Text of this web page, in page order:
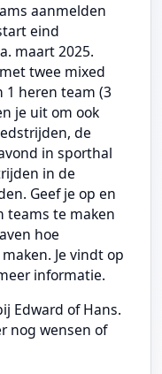
aanmelden
eind
maart 2025.
twee mixed
1 heren team (3
je uit om ook
de
in sporthal
in de
Geef je op en
teams te maken
hoe
Je vindt op
informatie.
Edward of Hans.
nog wensen of